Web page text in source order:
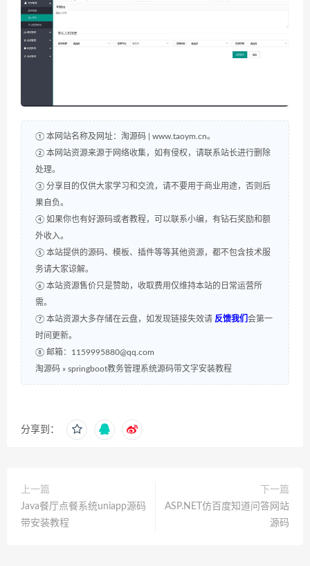
① 本网站名称及网址：淘源码 | www.taoym.cn。
② 本网站资源来源于网络收集，如有侵权，请联系站长进行删除
处理。
③ 分享目的仅供大家学习和交流，请不要用于商业用途，否则后
果自负。
④ 如果你也有好源码或者教程，可以联系小编，有钻石奖励和额
外收入。
⑤ 本站提供的源码、模板、插件等等其他资源，都不包含技术服
务请大家谅解。
⑥ 本站资源售价只是赞助，收取费用仅维持本站的日常运营所
需。
⑦ 本站资源大多存储在云盘，如发现链接失效请 反馈我们 会第一
时间更新。
⑧ 邮箱：1159995880@qq.com
淘源码 » springboot教务管理系统源码带文字安装教程
分享到：
上一篇
Java餐厅点餐系统uniapp源码
带安装教程
下一篇
ASP.NET仿百度知道问答网站
源码